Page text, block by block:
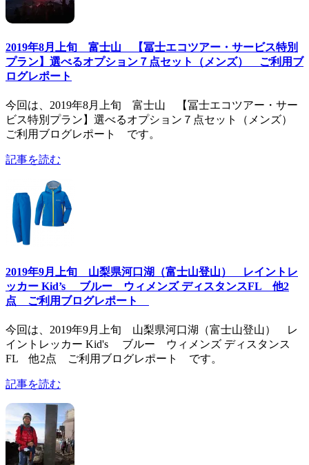
2019年8月上旬 富士山 【冨士エコツアー・サービス特別
プラン】選べるオプション７点セット（メンズ） ご利用ブ
ログレポート
今回は、2019年8月上旬 富士山 【冨士エコツアー・サー
ビス特別プラン】選べるオプション７点セット（メンズ）
ご利用ブログレポート です。
記事を読む
2019年9月上旬 山梨県河口湖（富士山登山） レイントレ
ッカー Kid’s ブルー ウィメンズ ディスタンスFL 他2
点 ご利用ブログレポート
今回は、2019年9月上旬 山梨県河口湖（富士山登山） レ
イントレッカー Kid's ブルー ウィメンズ ディスタンス
FL 他2点 ご利用ブログレポート です。
記事を読む